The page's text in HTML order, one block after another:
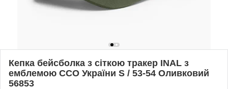
Кепка бейсболка з сіткою тракер INAL з
емблемою ССО України S / 53-54 Оливковий
56853